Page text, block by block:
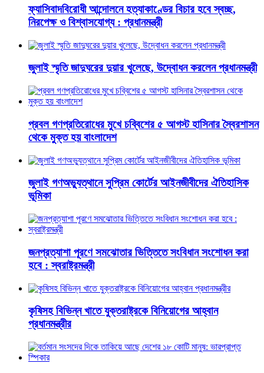
ফ্যাসিবাদবিরোধী আন্দোলনে হত্যাকাণ্ডের বিচার হবে স্বচ্ছ,
নিরপেক্ষ ও বিশ্বাসযোগ্য : প্রধানমন্ত্রী
জুলাই স্মৃতি জাদুঘরের দুয়ার খুলেছে, উদ্বোধন করলেন প্রধানমন্ত্রী
প্রবল গণপ্রতিরোধের মুখে চব্বিশের ৫ আগস্ট হাসিনার স্বৈরশাসন
থেকে মুক্ত হয় বাংলাদেশ
জুলাই গণঅভ্যুত্থানে সুপ্রিম কোর্টের আইনজীবীদের ঐতিহাসিক
ভূমিকা
জনপ্রত্যাশা পূরণে সমঝোতার ভিত্তিতে সংবিধান সংশোধন করা
হবে : স্বরাষ্ট্রমন্ত্রী
কৃষিসহ বিভিন্ন খাতে যুক্তরাষ্ট্রকে বিনিয়োগের আহ্বান
প্রধানমন্ত্রীর